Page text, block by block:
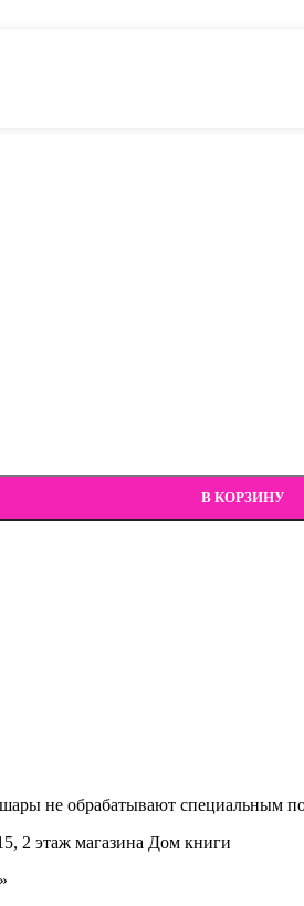
В КОРЗИНУ
не обрабатывают специальным
2 этаж магазина Дом книги